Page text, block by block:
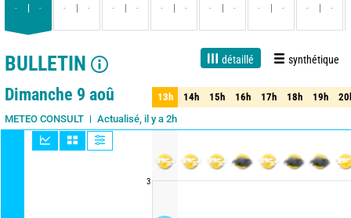
- - - - - - - - - - - - - -
BULLETIN détaillé synthétique
1 jour 3 jours 7 jours 15 jours Fiabilité 90%
Dimanche 9 aoû
METEO CONSULT Actualisé, il y a 2h
3
13h 14h 15h 16h 17h 18h 19h
13h 14h 15h 16h 17h 18h 19h